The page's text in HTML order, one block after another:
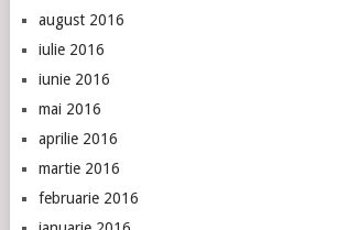
august 2016
iulie 2016
iunie 2016
mai 2016
aprilie 2016
martie 2016
februarie 2016